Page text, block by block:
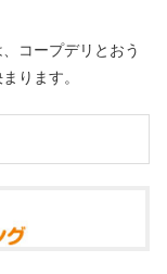
コープデリとおう
ります。